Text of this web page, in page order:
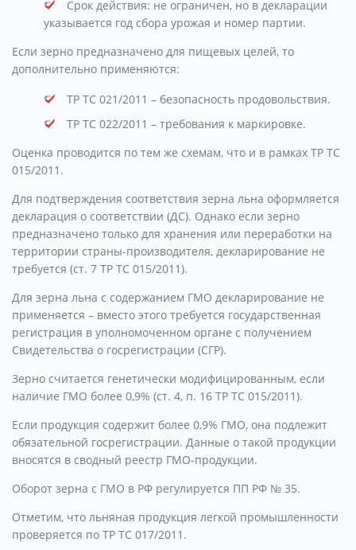
Срок действия: не ограничен, но в декларации
указывается год сбора урожая и номер партии.
Если зерно предназначено для пищевых целей, то
дополнительно применяются:
ТР ТС 021/2011 – безопасность продовольствия.
ТР ТС 022/2011 – требования к маркировке.
Оценка проводится по тем же схемам, что и в рамках ТР ТС
015/2011.
Для подтверждения соответствия зерна льна оформляется
декларация о соответствии (ДС). Однако если зерно
предназначено только для хранения или переработки на
территории страны-производителя, декларирование не
требуется (ст. 7 ТР ТС 015/2011).
Для зерна льна с содержанием ГМО декларирование не
применяется – вместо этого требуется государственная
регистрация в уполномоченном органе с получением
Свидетельства о госрегистрации (СГР).
Зерно считается генетически модифицированным, если
наличие ГМО более 0,9% (ст. 4, п. 16 ТР ТС 015/2011).
Если продукция содержит более 0,9% ГМО, она подлежит
обязательной госрегистрации. Данные о такой продукции
вносятся в сводный реестр ГМО-продукции.
Оборот зерна с ГМО в РФ регулируется ПП РФ № 35.
Отметим, что льняная продукция легкой промышленности
проверяется по ТР ТС 017/2011.